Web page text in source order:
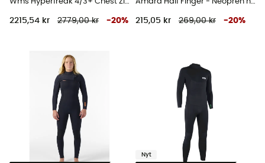
Wms Hyperfreak 4/3+ Chest Zip Full - Våddragter til surf - Damer
2215,54 kr 2779,00 kr -20%
Amara Half Finger - Neopren handsker
215,05 kr 269,00 kr -20%
Nyt